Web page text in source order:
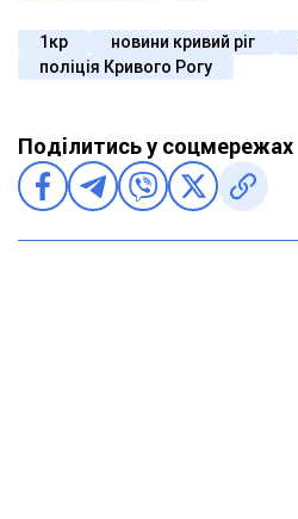
1кр новини кривий ріг
поліція Кривого Рогу
Поділитись у соцмережах